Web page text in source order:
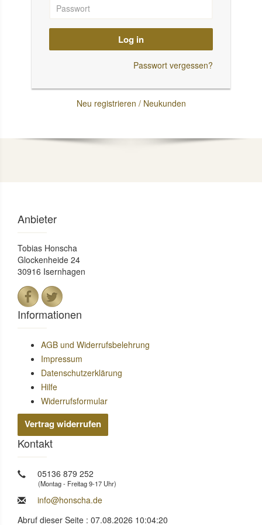
Log in
Passwort vergessen?
Neu registrieren / Neukunden
Anbieter
Tobias Honscha
Glockenheide 24
30916 Isernhagen
Informationen
AGB und Widerrufsbelehrung
Impressum
Datenschutzerklärung
Hilfe
Widerrufsformular
Vertrag widerrufen
Kontakt
05136 879 252
(Montag - Freitag 9-17 Uhr)
info@honscha.de
Abruf dieser Seite : 07.08.2026 10:04:20